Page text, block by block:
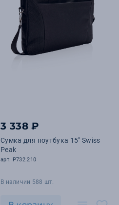
3 338 ₽
Сумка для ноутбука 15" Swiss
Peak
арт. P732.210
В наличии 588 шт.